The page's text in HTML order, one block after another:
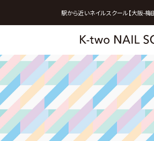
駅から近いネイルスクール【大阪-梅